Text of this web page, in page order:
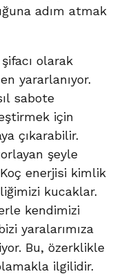
adım atmak
olarak
yararlanıyor.
sabote
için
çıkarabilir.
şeyle
enerjisi kimlik
kucaklar.
kendimizi
yaralarımıza
Bu, özerklikle
ilgilidir.